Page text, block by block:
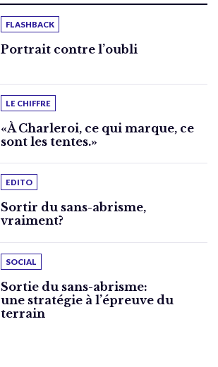
FLASHBACK
Portrait contre l’oubli
LE CHIFFRE
«À Charleroi, ce qui marque, ce
sont les tentes.»
EDITO
Sortir du sans-abrisme,
vraiment?
SOCIAL
Sortie du sans-abrisme:
une stratégie à l’épreuve du
terrain